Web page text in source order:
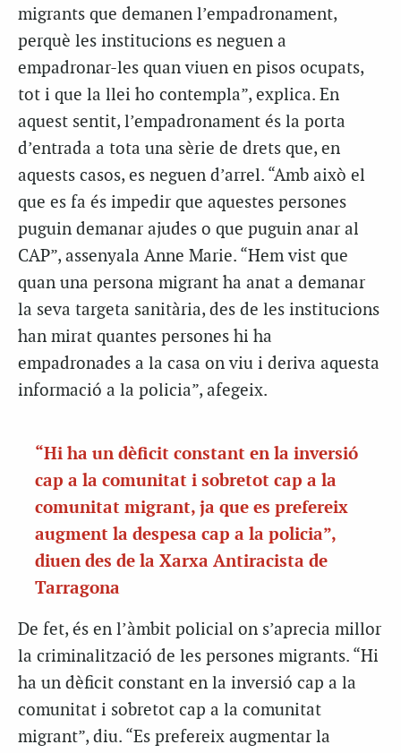
migrants que demanen l’empadronament,
perquè les institucions es neguen a
empadronar-les quan viuen en pisos ocupats,
tot i que la llei ho contempla”, explica. En
aquest sentit, l’empadronament és la porta
d’entrada a tota una sèrie de drets que, en
aquests casos, es neguen d’arrel. “Amb això el
que es fa és impedir que aquestes persones
puguin demanar ajudes o que puguin anar al
CAP”, assenyala Anne Marie. “Hem vist que
quan una persona migrant ha anat a demanar
la seva targeta sanitària, des de les institucions
han mirat quantes persones hi ha
empadronades a la casa on viu i deriva aquesta
informació a la policia”, afegeix.
“Hi ha un dèficit constant en la inversió
cap a la comunitat i sobretot cap a la
comunitat migrant, ja que es prefereix
augment la despesa cap a la policia”,
diuen des de la Xarxa Antiracista de
Tarragona
De fet, és en l’àmbit policial on s’aprecia millor
la criminalització de les persones migrants. “Hi
ha un dèficit constant en la inversió cap a la
comunitat i sobretot cap a la comunitat
migrant”, diu. “Es prefereix augmentar la